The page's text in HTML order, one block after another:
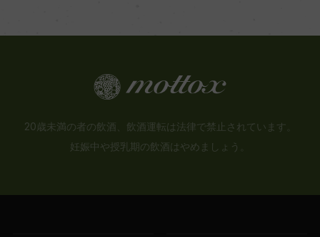
20歳未満の者の飲酒、飲酒運転は法律で禁止されています。
妊娠中や授乳期の飲酒はやめましょう。